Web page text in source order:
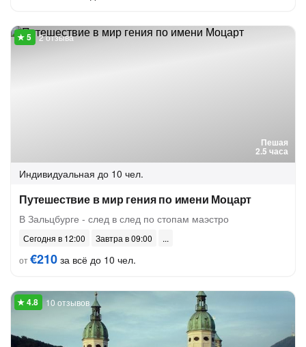
Пешая
2.5 часа
2 отзыва
Индивидуальная до 10 чел.
Путешествие в мир гения по имени Моцарт
В Зальцбурге - след в след по стопам маэстро
Сегодня в 12:00
Завтра в 09:00
от€210 за всё до 10 чел.
10 отзывов